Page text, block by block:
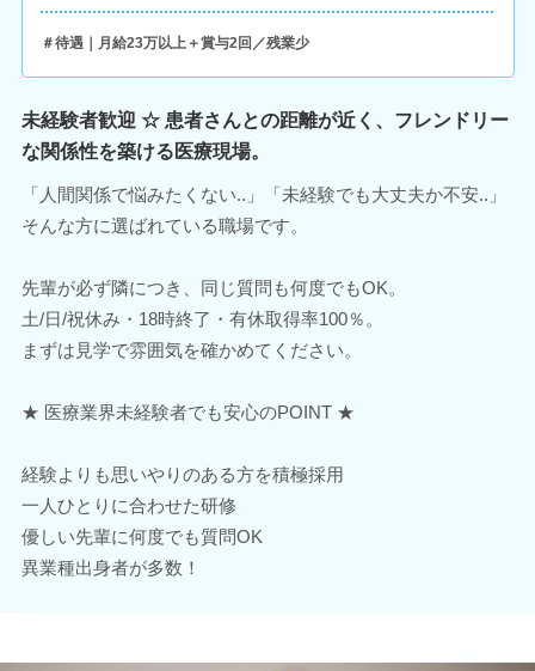
＃待遇｜月給23万以上＋賞与2回／残業少
未経験者歓迎 ☆ 患者さんとの距離が近く、フレンドリー
な関係性を築ける医療現場。
「人間関係で悩みたくない..」「未経験でも大丈夫か不安..」
そんな方に選ばれている職場です。
先輩が必ず隣につき、同じ質問も何度でもOK。
土/日/祝休み・18時終了・有休取得率100％。
まずは見学で雰囲気を確かめてください。
★ 医療業界未経験者でも安心のPOINT ★
経験よりも思いやりのある方を積極採用
一人ひとりに合わせた研修
優しい先輩に何度でも質問OK
異業種出身者が多数！